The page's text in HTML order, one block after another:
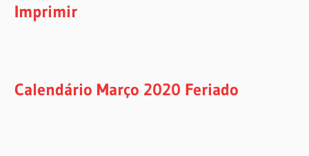
Imprimir
Calendário Março 2020 Feriado